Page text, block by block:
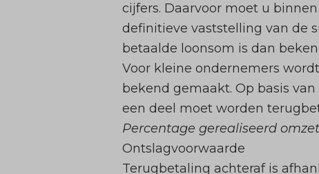
cijfers. Daarvoor moet u
definitieve vaststelling van de
betaalde loonsom is dan
Voor kleine ondernemers
bekend gemaakt. Op basis
een deel moet worden
Percentage gerealiseerd
Ontslagvoorwaarde
Terugbetaling achteraf is